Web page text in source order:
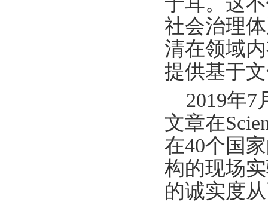
社会治理
清在领域
提供基于
2019年7
文章在
在40个国
构的现场
的诚实度